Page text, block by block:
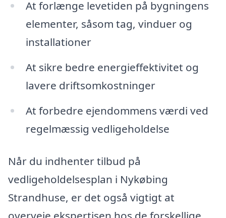
At forlænge levetiden på bygningens
elementer, såsom tag, vinduer og
installationer
At sikre bedre energieffektivitet og
lavere driftsomkostninger
At forbedre ejendommens værdi ved
regelmæssig vedligeholdelse
Når du indhenter tilbud på
vedligeholdelsesplan i Nykøbing
Strandhuse, er det også vigtigt at